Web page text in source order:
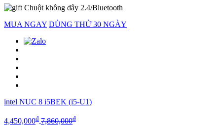
Chuột không dây 2.4/Bluetooth
MUA NGAY DÙNG THỬ 30 NGÀY
intel NUC 8 i5BEK (i5-U1)
4,450,000đ 7,860,000đ